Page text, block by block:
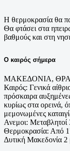
Η θερμοκρασία θα
Θα φτάσει στα
βαθμούς και στη
Ο καιρός σήμερα
ΜΑΚΕΔΟΝΙΑ,
Καιρός: Γενικά
πρόσκαιρα
κυρίως στα ορεινά,
μεμονωμένες
Ανεμοι:
Θερμοκρασία: Από
Δυτική Μακεδονία